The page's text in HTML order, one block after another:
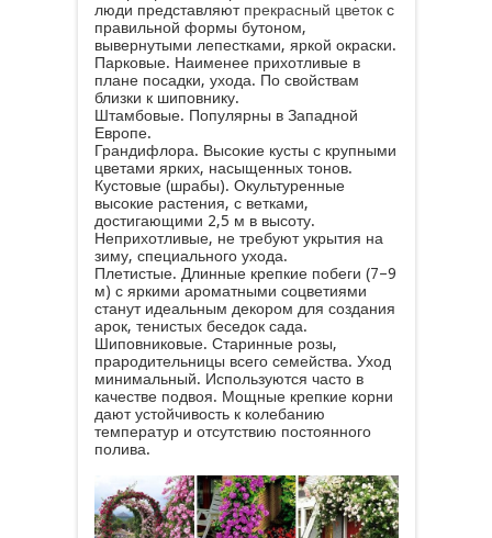
люди представляют прекрасный цветокс
правильной формы бутоном,
вывернутыми лепестками, яркой окраски.
Парковые. Наименее прихотливые в
плане посадки, ухода. По свойствам
близки к шиповнику.
Штамбовые. Популярны в Западной
Европе.
Грандифлора. Высокие кусты с крупными
цветами ярких, насыщенных тонов.
Кустовые (шрабы). Окультуренные
высокие растения, с ветками,
достигающими 2,5 м в высоту.
Неприхотливые, не требуют укрытия на
зиму, специального ухода.
Плетистые. Длинные крепкие побеги (7–9
м) с яркими ароматными соцветиями
станут идеальным декором для создания
арок, тенистых беседок сада.
Шиповниковые. Старинные розы,
прародительницы всего семейства. Уход
минимальный. Используются часто в
качестве подвоя. Мощные крепкие корни
дают устойчивость к колебанию
температур и отсутствию постоянного
полива.